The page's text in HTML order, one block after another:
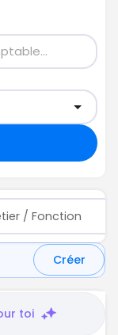
/ Fonction
Créer
toi